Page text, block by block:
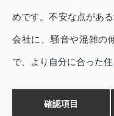
めです。不安な点があ
会社に、騒音や混雑の
で、より自分に合った
確認項目